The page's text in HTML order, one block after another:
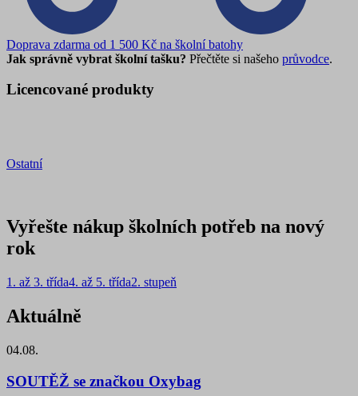
Doprava zdarma od 1 500 Kč na školní batohy
Jak správně vybrat školní tašku? Přečtěte si našeho průvodce.
Licencované produkty
Ostatní
Vyřešte nákup školních potřeb na nový
rok
1. až 3. třída4. až 5. třída2. stupeň
Aktuálně
04.08.
SOUTĚŽ se značkou Oxybag